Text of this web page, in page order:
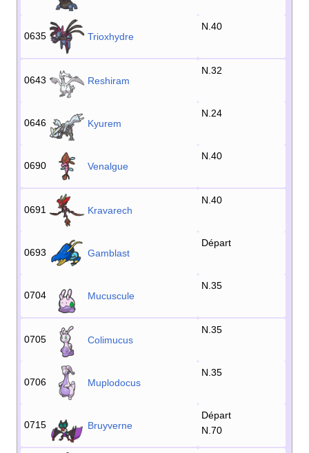
0635 Trioxhydre
N.40
0643 Reshiram
N.32
0646 Kyurem
N.24
0690 Venalgue
N.40
0691 Kravarech
N.40
0693 Gamblast
Départ
0704 Mucuscule
N.35
0705 Colimucus
N.35
0706 Muplodocus
N.35
0715 Bruyverne
Départ
N.70